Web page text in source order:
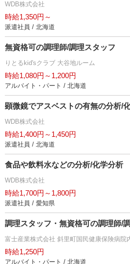
WDB株式会社
時給1,350円～
派遣社員 / 北海道
無資格可の調理師/調理スタッフ
りとるkid'sクラブ 大谷地ルーム
時給1,080円～1,200円
アルバイト・パート / 北海道
顕微鏡でアスベストの有無の分析/
WDB株式会社
時給1,400円～1,450円
派遣社員 / 北海道
食品や飲料水などの分析/化学分析
WDB株式会社
時給1,700円～1,800円
派遣社員 / 愛知県
調理スタッフ・無資格可の調理師/
富士産業株式会社 斜里町国民健康保険病院
時給1,250円
アルバイト・パート / 北海道